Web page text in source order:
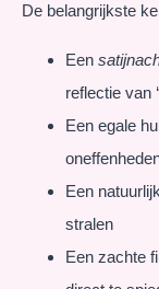
De belangrijkste
Een
reflectie van
Een egale
Een
stralen
Een zachte